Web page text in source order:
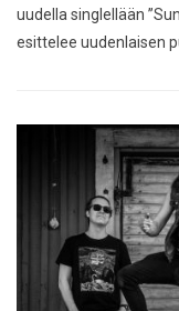
uudella singlellään
esittelee uudenlaisen